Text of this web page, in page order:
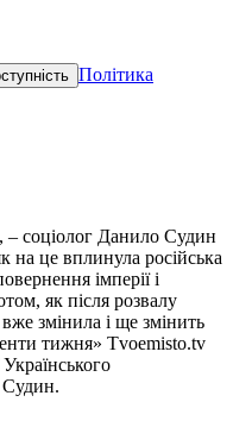
Політика
– соціолог Данило Судин
на це вплинула російська
імперії і
як після розвалу
змінила і ще змінить
тижня» Tvoemisto.tv
Судин.